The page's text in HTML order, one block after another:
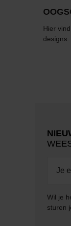
Hier
Wil je
sturen